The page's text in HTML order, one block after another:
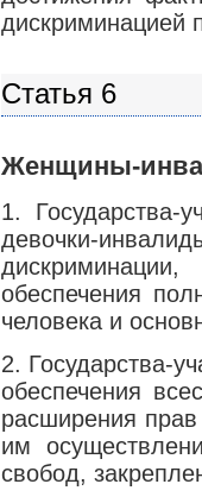
дискриминацией
Статья 6
Женщины-
1. Государства-
девочки-
обеспечения
человека и
2. Государства-
обеспечения
расширения
им
свобод,